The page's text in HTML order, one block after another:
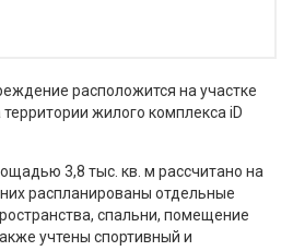
расположится на участке
жилого комплекса iD
3,8 тыс. кв. м рассчитано на
распланированы отдельные
спальни, помещение
учтены спортивный и